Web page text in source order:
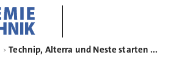
Technip, Alterra und Neste starten modulare Plattform für chemisches Kunststoffrecycling